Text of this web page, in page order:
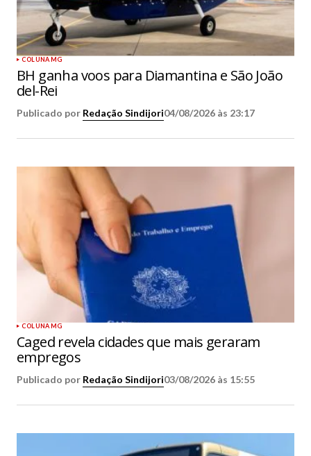
COLUNA MG
BH ganha voos para Diamantina e São João
del-Rei
Publicado por Redação Sindijori04/08/2026 às 23:17
COLUNA MG
Caged revela cidades que mais geraram
empregos
Publicado por Redação Sindijori03/08/2026 às 15:55